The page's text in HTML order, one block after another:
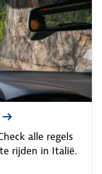
alle regels
rijden in Italië.